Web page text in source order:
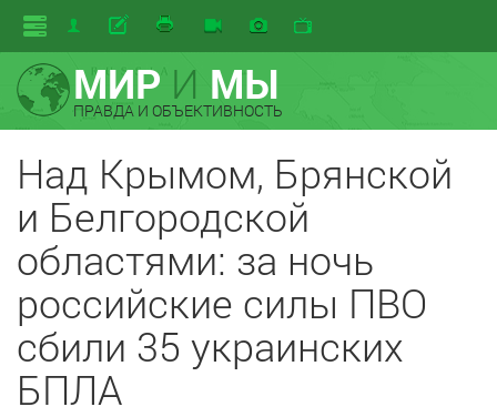
МИРИ МЫ
ПРАВДА И ОБЪЕКТИВНОСТЬ
Над Крымом, Брянской
и Белгородской
областями: за ночь
российские силы ПВО
сбили 35 украинских
БПЛА